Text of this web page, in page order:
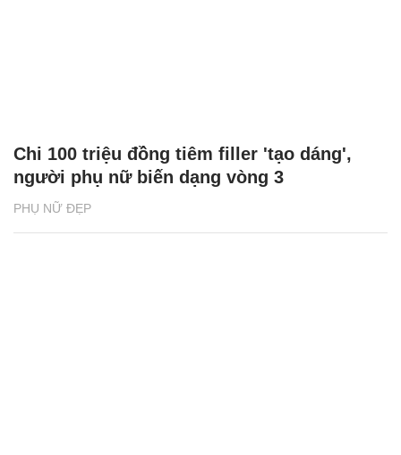
PHỤ NỮ ĐẸP
Chi 100 triệu đồng tiêm filler 'tạo dáng',
người phụ nữ biến dạng vòng 3